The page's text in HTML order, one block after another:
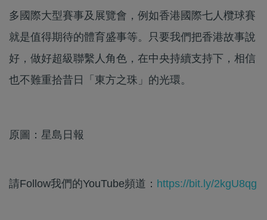
多國際大型賽事及展覽會，例如香港國際七人欖球賽
就是值得期待的體育盛事等。只要我們把香港故事說
好，做好超級聯繫人角色，在中央持續支持下，相信
也不難重拾昔日「東方之珠」的光環。
原圖：星島日報
請Follow我們的YouTube頻道： https://bit.ly/2kgU8qg